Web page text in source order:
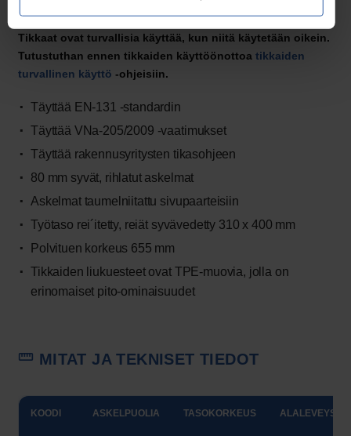
Tikkaat ovat turvallisia käyttää, kun niitä käytetään oikein.
Tutustuthan ennen tikkaiden käyttöönottoa tikkaiden
turvallinen käyttö -ohjeisiin.
Täyttää EN-131 -standardin
Täyttää VNa-205/2009 -vaatimukset
Täyttää rakennusyritysten tikasohjeen
80 mm syvät, rihlatut askelmat
Askelmat taumelniitattu sivupaarteisiin
Työtaso rei´itetty, reiät syvävedetty 310 x 400 mm
Polvituen korkeus 655 mm
Tikkaiden liukuesteet ovat TPE-muovia, jolla on
erinomaiset pito-ominaisuudet
MITAT JA TEKNISET TIEDOT
KOODI ASKELPUOLIA TASOKORKEUS ALALEVEYS